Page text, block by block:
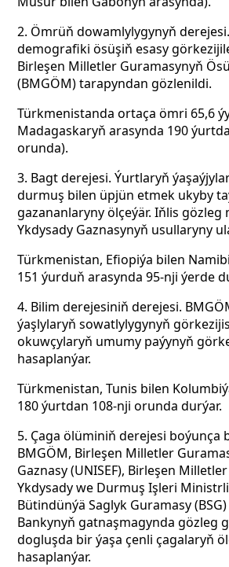
2. Ömrüň dowamlylygynyň
demografiki ösüşiň esasy
Birleşen Milletler Guramasynyň
(BMGÖM) tarapyndan gözlenildi.
Türkmenistanda ortaça ömri 65,6
Madagaskaryň arasynda 190
orunda).
3. Bagt derejesi. Ýurtlaryň
durmuş bilen üpjün etmek ukyby
gazananlaryny ölçeýär. Iňlis gözleg
Ykdysady Gaznasynyň usullaryny
Türkmenistan, Efiopiýa bilen
151 ýurduň arasynda 95-nji ýerde
4. Bilim derejesiniň derejesi.
ýaşlylaryň sowatlylygynyň
okuwçylaryň umumy paýynyň
hasaplanýar.
Türkmenistan, Tunis bilen
180 ýurtdan 108-nji orunda durýar.
5. Çaga ölüminiň derejesi boýunça
BMGÖM, Birleşen Milletler
Gaznasy (UNISEF), Birleşen
Ykdysady we Durmuş Işleri
Bütindünýä Saglyk Guramasy
Bankynyň gatnaşmagynda gözleg
dogluşda bir ýaşa çenli çagalaryň
hasaplanýar.